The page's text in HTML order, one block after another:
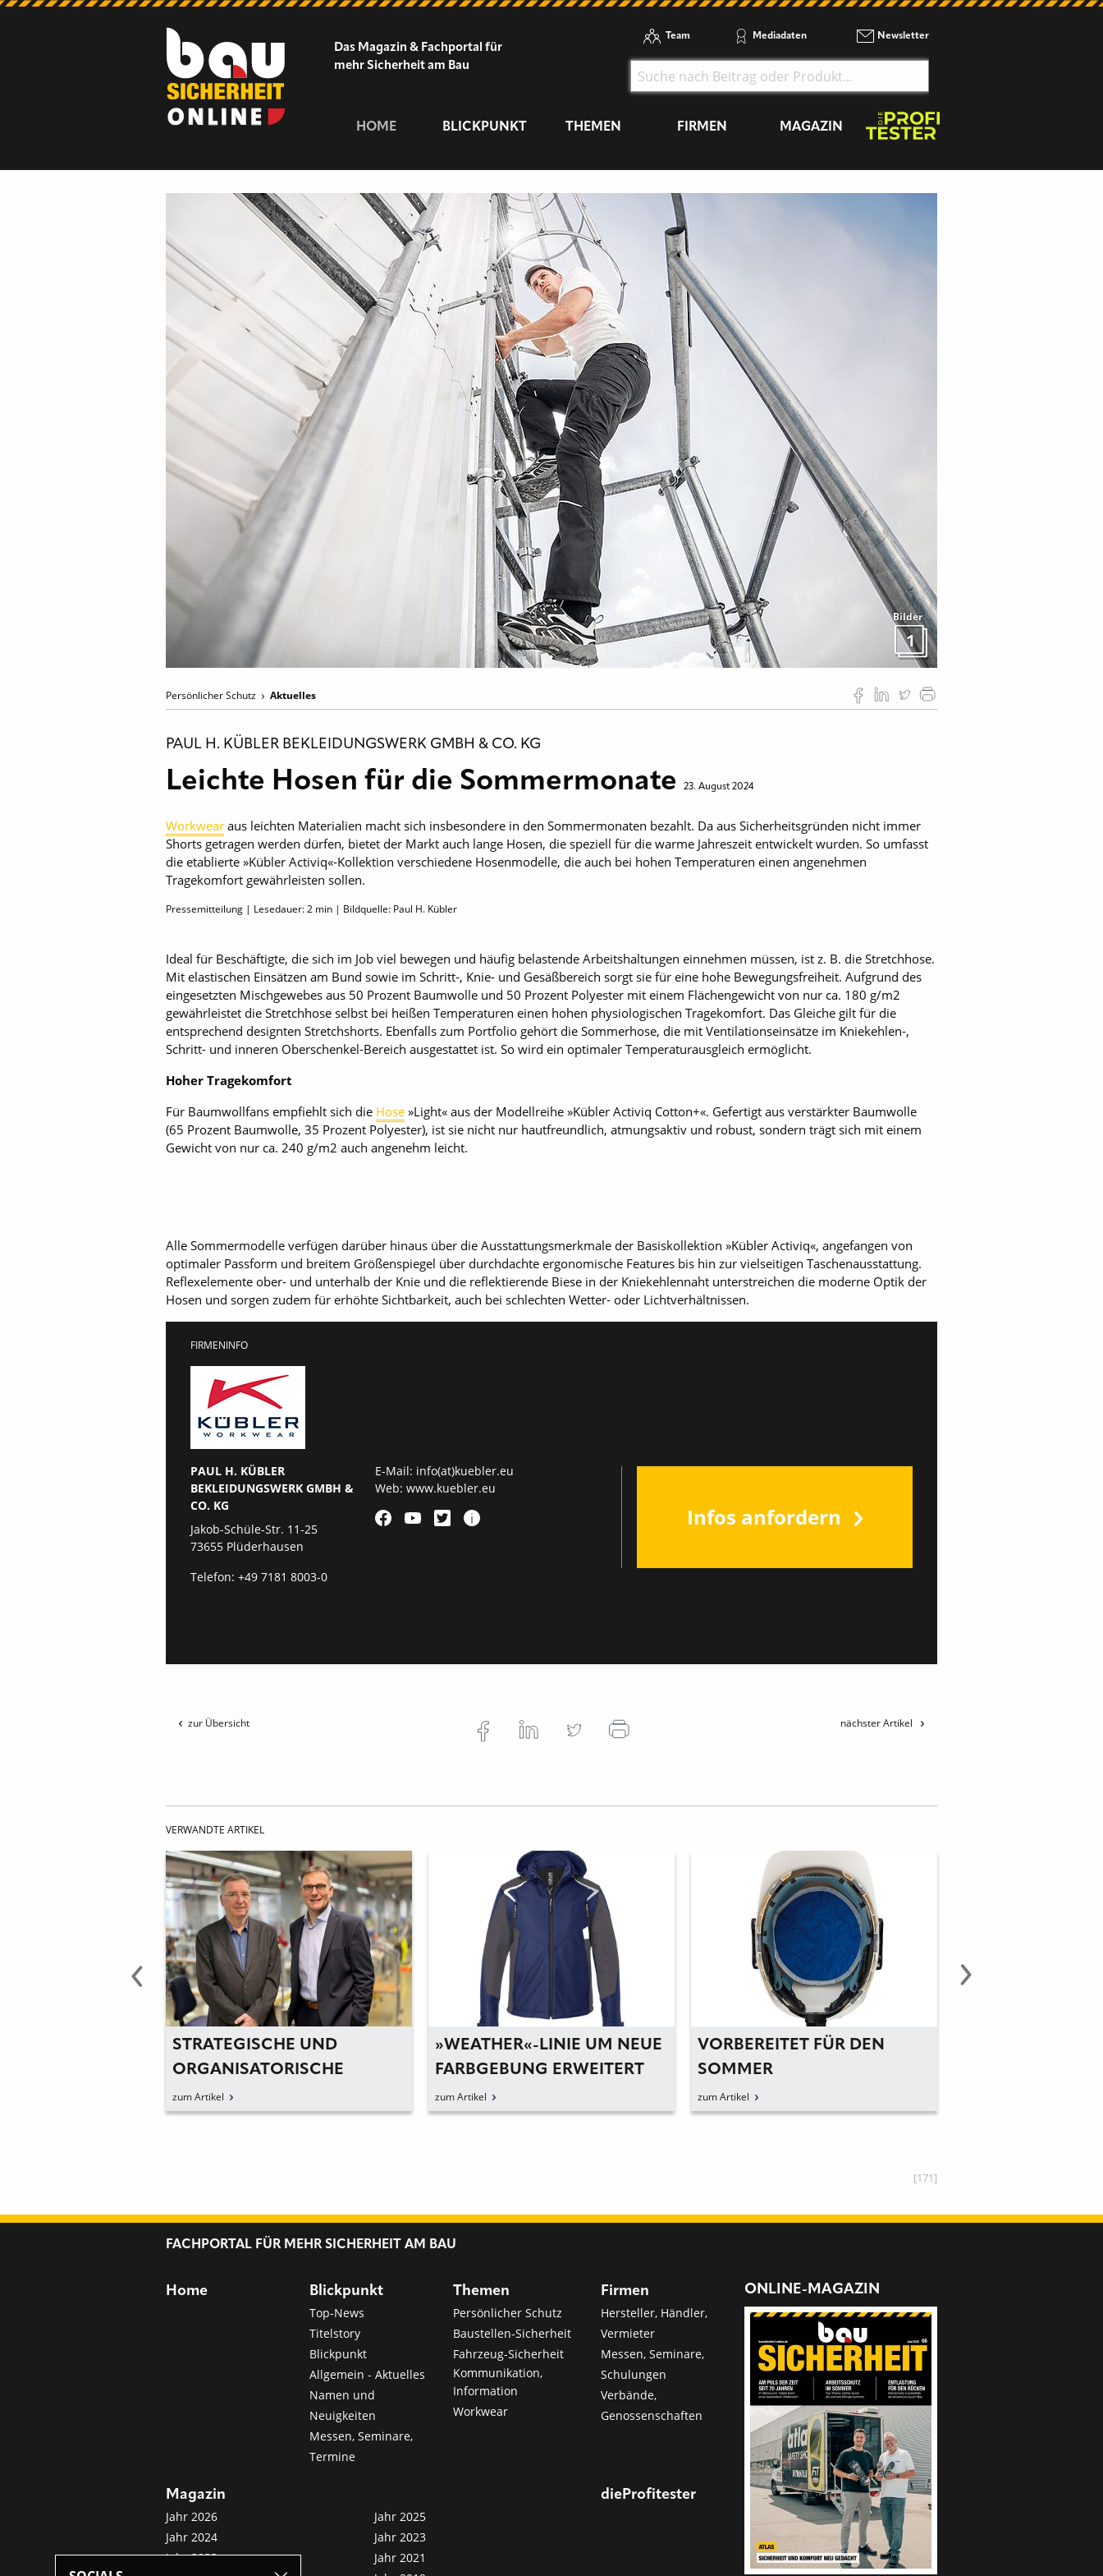
Das Magazin & Fachportal für
mehr Sicherheit am Bau
Team Mediadaten Newsletter
HOME BLICKPUNKT THEMEN FIRMEN MAGAZIN
Bilder
1
Persönlicher Schutz Aktuelles
PAUL H. KÜBLER BEKLEIDUNGSWERK GMBH & CO. KG
Leichte Hosen für die Sommermonate 23. August 2024
Workwear aus leichten Materialien macht sich insbesondere in den Sommermonaten bezahlt. Da aus Sicherheitsgründen nicht immer
Shorts getragen werden dürfen, bietet der Markt auch lange Hosen, die speziell für die warme Jahreszeit entwickelt wurden. So umfasst
die etablierte »Kübler Activiq«-Kollektion verschiedene Hosenmodelle, die auch bei hohen Temperaturen einen angenehmen
Tragekomfort gewährleisten sollen.
Pressemitteilung | Lesedauer:2 min | Bildquelle: Paul H. Kübler
Ideal für Beschäftigte, die sich im Job viel bewegen und häufig belastende Arbeitshaltungen einnehmen müssen, ist z. B. die Stretchhose.
Mit elastischen Einsätzen am Bund sowie im Schritt-, Knie- und Gesäßbereich sorgt sie für eine hohe Bewegungsfreiheit. Aufgrund des
eingesetzten Mischgewebes aus 50 Prozent Baumwolle und 50 Prozent Polyester mit einem Flächengewicht von nur ca. 180 g/m2
gewährleistet die Stretchhose selbst bei heißen Temperaturen einen hohen physiologischen Tragekomfort. Das Gleiche gilt für die
entsprechend designten Stretchshorts. Ebenfalls zum Portfolio gehört die Sommerhose, die mit Ventilationseinsätze im Kniekehlen-,
Schritt- und inneren Oberschenkel-Bereich ausgestattet ist. So wird ein optimaler Temperaturausgleich ermöglicht.
Hoher Tragekomfort
Für Baumwollfans empfiehlt sich die Hose »Light« aus der Modellreihe »Kübler Activiq Cotton+«. Gefertigt aus verstärkter Baumwolle
(65 Prozent Baumwolle, 35 Prozent Polyester), ist sie nicht nur hautfreundlich, atmungsaktiv und robust, sondern trägt sich mit einem
Gewicht von nur ca. 240 g/m2 auch angenehm leicht.
Alle Sommermodelle verfügen darüber hinaus über die Ausstattungsmerkmale der Basiskollektion »Kübler Activiq«, angefangen von
optimaler Passform und breitem Größenspiegel über durchdachte ergonomische Features bis hin zur vielseitigen Taschenausstattung.
Reflexelemente ober- und unterhalb der Knie und die reflektierende Biese in der Kniekehlennaht unterstreichen die moderne Optik der
Hosen und sorgen zudem für erhöhte Sichtbarkeit, auch bei schlechten Wetter- oder Lichtverhältnissen.
FIRMENINFO
PAUL H. KÜBLER
BEKLEIDUNGSWERK GMBH &
CO. KG
Jakob-Schüle-Str. 11-25
73655 Plüderhausen
Telefon: +49 7181 8003-0
E-Mail: info(at)kuebler.eu
Web: www.kuebler.eu
Infos anfordern
zur Übersicht nächster Artikel
VERWANDTE ARTIKEL
STRATEGISCHE UND
ORGANISATORISCHE
NEUAUSRICHTUNG
zum Artikel
»WEATHER«-LINIE UM NEUE
FARBGEBUNG ERWEITERT
zum Artikel
VORBEREITET FÜR DEN
SOMMER
zum Artikel
[171]
FACHPORTAL FÜR MEHR SICHERHEIT AM BAU
Home Blickpunkt
Top-News
Titelstory
Blickpunkt
Allgemein - Aktuelles
Namen und
Neuigkeiten
Messen, Seminare,
Termine
Themen
Persönlicher Schutz
Baustellen-Sicherheit
Fahrzeug-Sicherheit
Kommunikation,
Information
Workwear
Firmen
Hersteller, Händler,
Vermieter
Messen, Seminare,
Schulungen
Verbände,
Genossenschaften
Magazin
Jahr 2026
Jahr 2025
Jahr 2024
Jahr 2023
Jahr 2022
Jahr 2021
dieProfitester
ONLINE-MAGAZIN